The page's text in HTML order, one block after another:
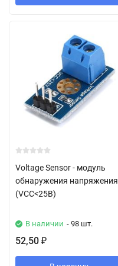
Voltage Sensor - модуль
обнаружения напряжения
(VCC<25В)
В наличии - 98 шт.
52,50 ₽